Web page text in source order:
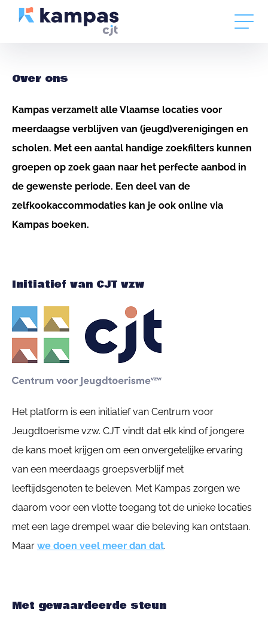
Over ons
Kampas verzamelt alle Vlaamse locaties voor
meerdaagse verblijven van (jeugd)verenigingen en
scholen. Met een aantal handige zoekfilters kunnen
groepen op zoek gaan naar het perfecte aanbod in
de gewenste periode. Een deel van de
zelfkookaccommodaties kan je ook online via
Kampas boeken.
Initiatief van CJT vzw
Het platform is een initiatief van Centrum voor
Jeugdtoerisme vzw. CJT vindt dat elk kind of jongere
de kans moet krijgen om een onvergetelijke ervaring
van een meerdaags groepsverblijf met
leeftijdsgenoten te beleven. Met Kampas zorgen we
daarom voor een vlotte toegang tot de unieke locaties
met een lage drempel waar die beleving kan ontstaan.
Maar we doen veel meer dan dat.
Met gewaardeerde steun